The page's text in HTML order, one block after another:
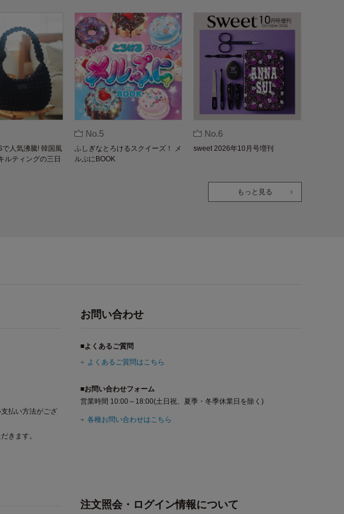
で人気沸騰! 韓国風
ルティングの三日
No.5
ふしぎなとろけるスクイーズ！ メ
ルぷにBOOK
No.6
sweet 2026年10月号増刊
もっと見る
払い方法がござ
きます。
お問い合わせ
■よくあるご質問
よくあるご質問はこちら
■お問い合わせフォーム
営業時間 10:00～18:00(土日祝、夏季・冬季休業日を除く)
各種お問い合わせはこちら
注文照会・ログイン情報について